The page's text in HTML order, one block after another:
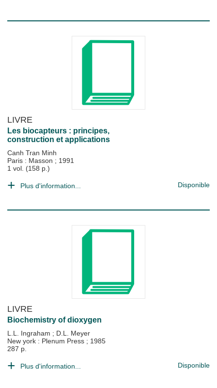
LIVRE
Les biocapteurs : principes,
construction et applications
Canh Tran Minh
Paris : Masson ; 1991
1 vol. (158 p.)
Plus d'information... Disponible
LIVRE
Biochemistry of dioxygen
L.L. Ingraham ; D.L. Meyer
New york : Plenum Press ; 1985
287 p.
Plus d'information... Disponible